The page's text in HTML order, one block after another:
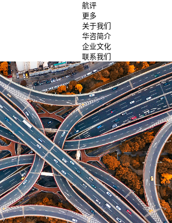
航评
更多
关于我们
华咨简介
企业文化
联系我们